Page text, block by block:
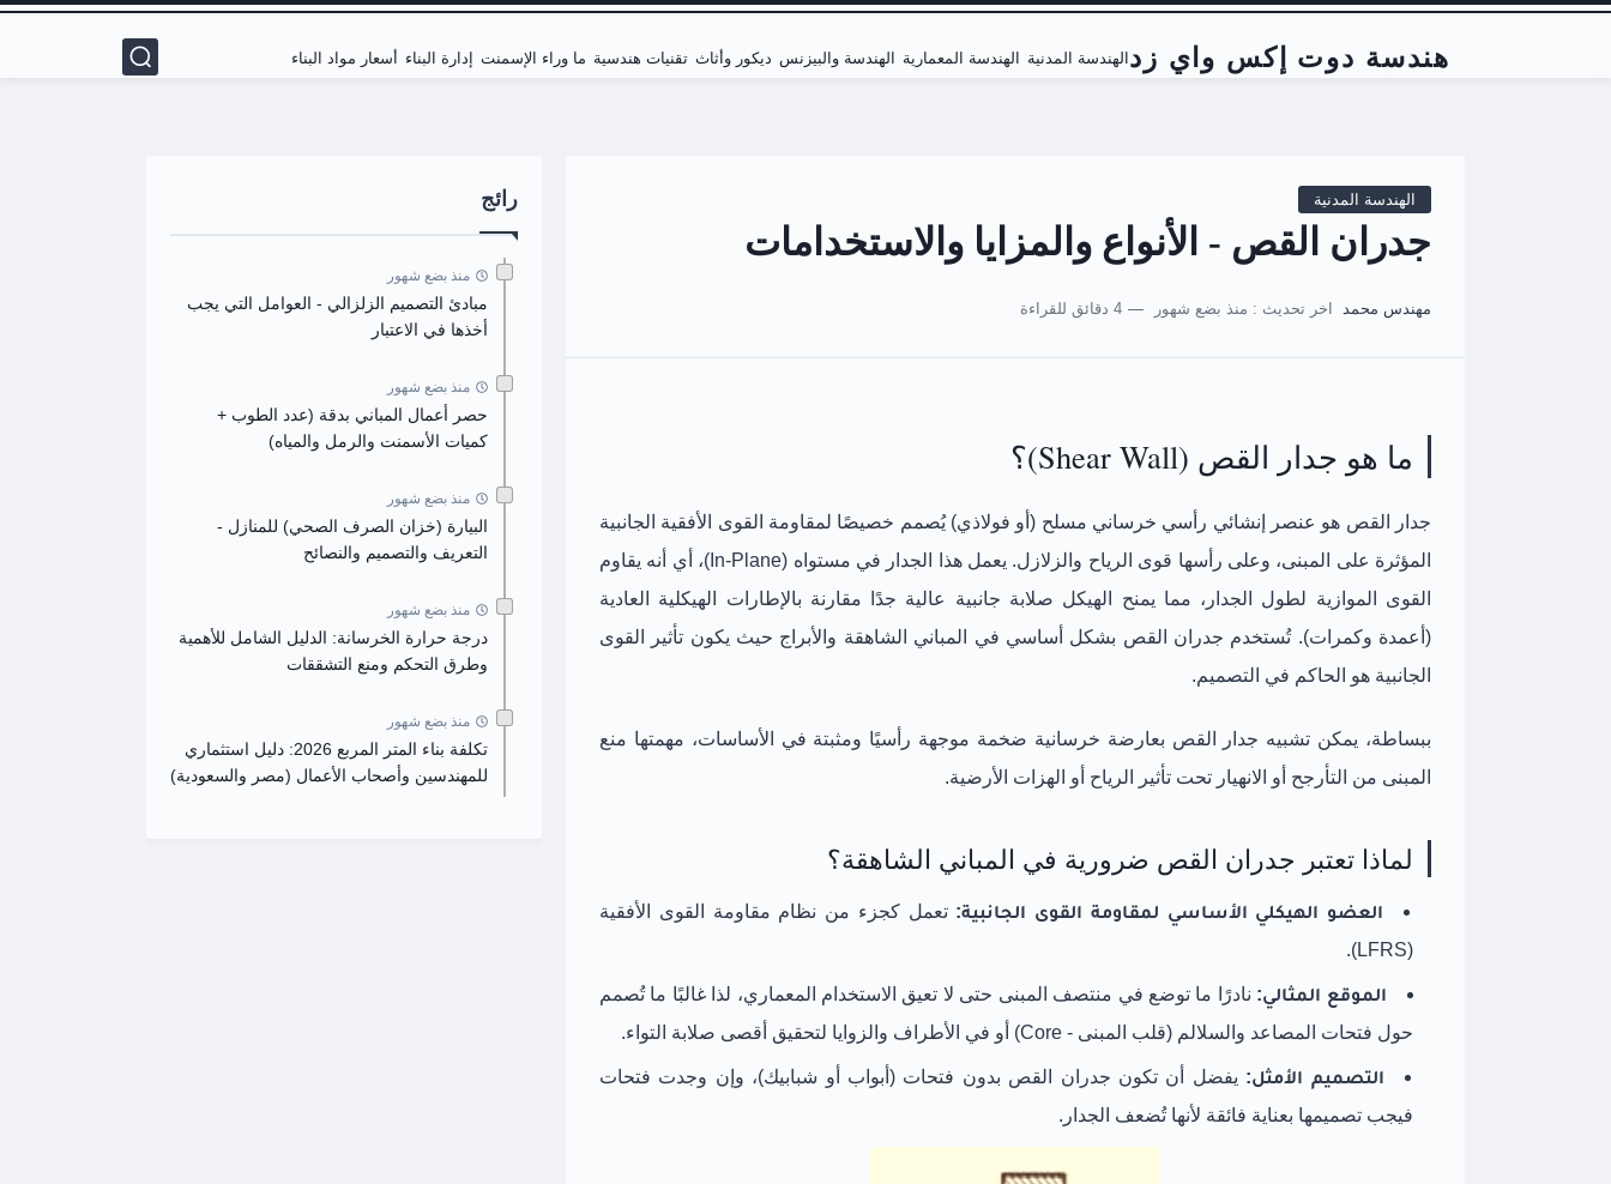
هندسة دوت إكس واي زد الهندسة المدنية الهندسة المعمارية الهندسة والبيزنس ديكور وأثاث تقنيات هندسية ما وراء الإسمنت إدارة البناء أسعار مواد البناء
الهندسة المدنية
جدران القص - الأنواع والمزايا والاستخدامات
مهندس محمد اخر تحديث : منذ بضع شهور 4 دقائق للقراءة
ما هو جدار القص (Shear Wall)؟
جدار القص هو عنصر إنشائي رأسي خرساني مسلح (أو فولاذي) يُصمم خصيصًا لمقاومة القوى الأفقية الجانبية
المؤثرة على المبنى، وعلى رأسها قوى الرياح والزلازل. يعمل هذا الجدار في مستواه (In-Plane)، أي أنه يقاوم
القوى الموازية لطول الجدار، مما يمنح الهيكل صلابة جانبية عالية جدًا مقارنة بالإطارات الهيكلية العادية
(أعمدة وكمرات). تُستخدم جدران القص بشكل أساسي في المباني الشاهقة والأبراج حيث يكون تأثير القوى
الجانبية هو الحاكم في التصميم.
ببساطة، يمكن تشبيه جدار القص بعارضة خرسانية ضخمة موجهة رأسيًا ومثبتة في الأساسات، مهمتها منع
المبنى من التأرجح أو الانهيار تحت تأثير الرياح أو الهزات الأرضية.
لماذا تعتبر جدران القص ضرورية في المباني الشاهقة؟
العضو الهيكلي الأساسي لمقاومة القوى الجانبية: تعمل كجزء من نظام مقاومة القوى الأفقية
(LFRS).
الموقع المثالي: نادرًا ما توضع في منتصف المبنى حتى لا تعيق الاستخدام المعماري، لذا غالبًا ما تُصمم
حول فتحات المصاعد والسلالم (قلب المبنى - Core) أو في الأطراف والزوايا لتحقيق أقصى صلابة التواء.
التصميم الأمثل: يفضل أن تكون جدران القص بدون فتحات (أبواب أو شبابيك)، وإن وجدت فتحات
فيجب تصميمها بعناية فائقة لأنها تُضعف الجدار.
رائج
منذ بضع شهور
مبادئ التصميم الزلزالي - العوامل التي يجب
أخذها في الاعتبار
منذ بضع شهور
حصر أعمال المباني بدقة (عدد الطوب +
كميات الأسمنت والرمل والمياه)
منذ بضع شهور
البيارة (خزان الصرف الصحي) للمنازل -
التعريف والتصميم والنصائح
منذ بضع شهور
درجة حرارة الخرسانة: الدليل الشامل للأهمية
وطرق التحكم ومنع التشققات
منذ بضع شهور
تكلفة بناء المتر المربع 2026: دليل استثماري
للمهندسين وأصحاب الأعمال (مصر والسعودية)